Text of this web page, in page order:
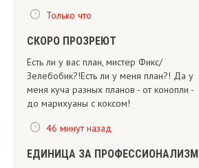
Только что
СКОРО ПРОЗРЕЮТ
Есть ли у вас план, мистер Фикс/
Зелебобик?!Есть ли у меня план?! Да у
меня куча разных планов - от конопли -
до марихуаны с коксом!
46 минут назад
ЕДИНИЦА ЗА ПРОФЕССИОНАЛИЗМ